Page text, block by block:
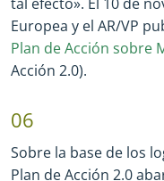
tal efecto». El 10 de
Europea y el AR/VP
Plan de Acción sobre
Acción 2.0).
06
Sobre la base de los
Plan de Acción 2.0